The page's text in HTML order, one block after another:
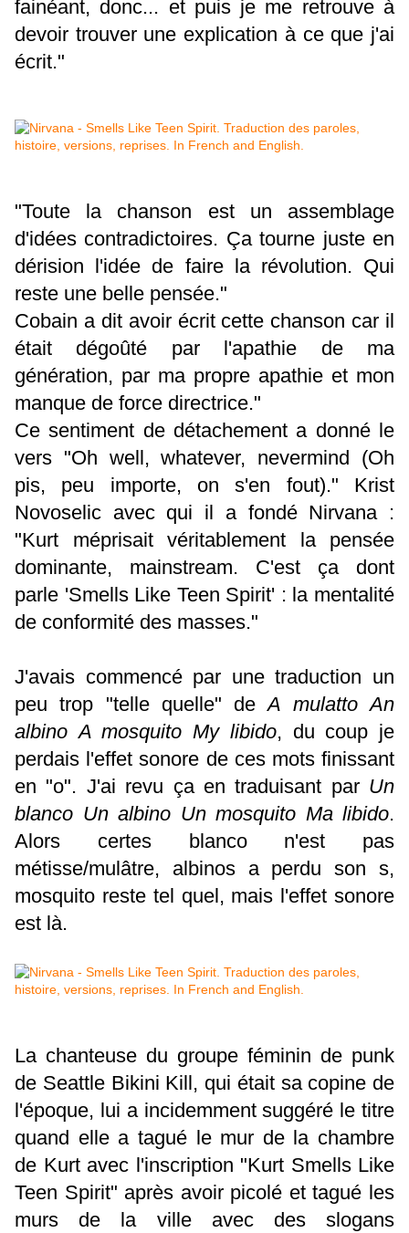
fainéant, donc... et puis je me retrouve à
devoir trouver une explication à ce que j'ai
écrit."
"Toute la chanson est un assemblage
d'idées contradictoires. Ça tourne juste en
dérision l'idée de faire la révolution. Qui
reste une belle pensée."
Cobain a dit avoir écrit cette chanson car il
était dégoûté par l'apathie de ma
génération, par ma propre apathie et mon
manque de force directrice."
Ce sentiment de détachement a donné le
vers "Oh well, whatever, nevermind (Oh
pis, peu importe, on s'en fout)." Krist
Novoselic avec qui il a fondé Nirvana :
"Kurt méprisait véritablement la pensée
dominante, mainstream. C'est ça dont
parle 'Smells Like Teen Spirit' : la mentalité
de conformité des masses."
J'avais commencé par une traduction un
peu trop "telle quelle" deA mulatto An
albino A mosquito My libido, du coup je
perdais l'effet sonore de ces mots finissant
en "o". J'ai revu ça en traduisant par Un
blanco Un albino Un mosquito Ma libido.
Alors certes blanco n'est pas
métisse/mulâtre, albinos a perdu son s,
mosquito reste tel quel, mais l'effet sonore
est là.
La chanteuse du groupe féminin de punk
de Seattle Bikini Kill, qui était sa copine de
l'époque, lui a incidemment suggéré le titre
quand elle a tagué le mur de la chambre
de Kurt avec l'inscription "Kurt Smells Like
Teen Spirit" après avoir picolé et tagué les
murs de la ville avec des slogans